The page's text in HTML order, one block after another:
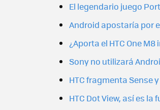
El legendario juego
Android apostaría por
¿Aporta el HTC One
Sony no utilizará
HTC fragmenta Sense
HTC Dot View, así es